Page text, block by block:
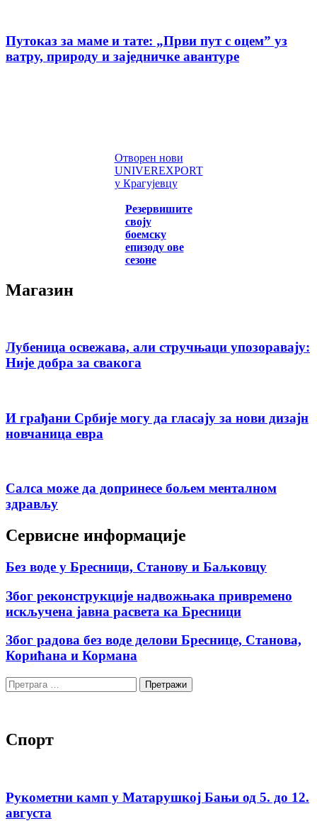
Путоказ за маме и тате: „Први пут с оцемˮ уз
ватру, природу и заједничке авантуре
Отворен нови
UNIVEREXPORT
у Крагујевцу
Резервишите
своју
боемску
епизоду ове
сезоне
Магазин
Лубеница освежава, али стручњаци упозоравају:
Није добра за свакога
И грађани Србије могу да гласају за нови дизајн
новчаница евра
Салса може да допринесе бољем менталном
здрављу
Сервисне информације
Без воде у Бресници, Станову и Баљковцу
Због реконструкције надвожњака привремено
искључена јавна расвета ка Бресници
Због радова без воде делови Бреснице, Станова,
Корићана и Кормана
Претрага
за:
Спорт
Рукометни камп у Матарушкој Бањи од 5. до 12.
августа